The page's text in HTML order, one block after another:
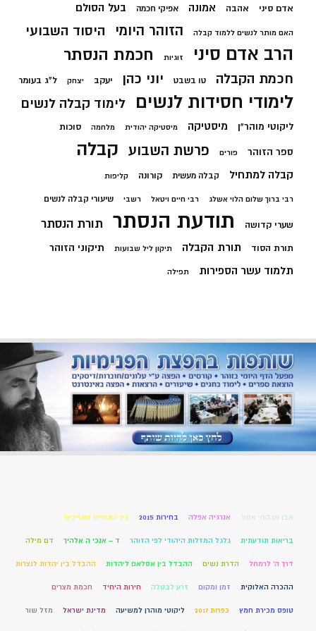
אדם סיני אהבה אמונה אפיקי חכמה בעל הסולם
האם מותר לנשים ללמוד קבלה הזוהר היומי היסוד השבועי
הרב אדם סיני זוגיות חכמת הנסתר
חכמת הקבלה טו בשבט יוני כהן יעקב יצחק ל"ג בעומר
לימודי חסידות לנשים לימוד קבלה לנשים
ליקוטי מוהר"ן מיסטיקה מיסטיקה יהודית מלחמה סוכות
ספר הזוהר פורים פרשת השבוע קבלה
קבלה למתחיל קבלה מעשית קורונה קליפות
רבי ברוך שלום הלוי אשלג רבי חיים ויטאל רשבי שיעורי קבלה לנשים
שערי קדושה תודעת הנסתר תורת הנסתר
תורת הסוד תורת הקבלה תיקון ליל שבועות תיקוני הזוהר
תלמוד עשר הספירות תפילה
אבן מן החי אסור אנרגיה אפלה בחירות 2015 בין המצרים תאריכים
בריאות תודעתית גלגל המזלות היהודי לפי הזוהר ד – אנכי ה אלהיך דם מילה
דרך ה' לרמחל הדרת נשים ההבדל בין אסלאם ליהדות ההבדל בין יהדות לנצרות
ההכרה האלוקית זמן ומקום זרע לבטלה חירות היחיד חכמת מצרים
טופס מכירת חמץ כפרות 2017 ליקוטי מוהרן למשיעה מדינת ישראל מזל שור